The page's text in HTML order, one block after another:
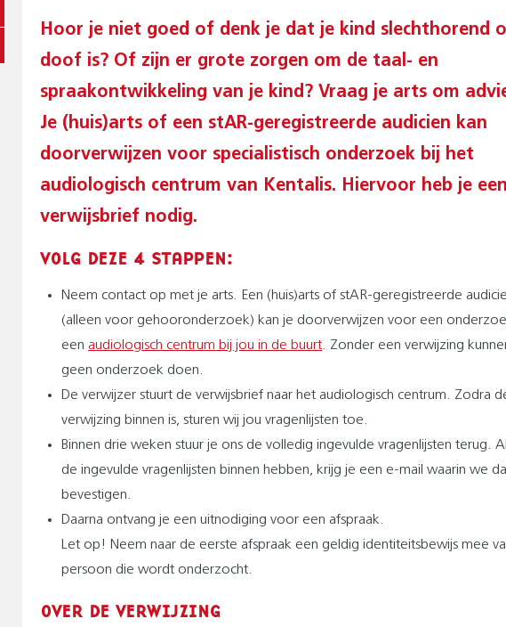
Hoor je niet goed of denk je dat je kind slechthorend
doof is? Of zijn er grote zorgen om de taal- en
spraakontwikkeling van je kind? Vraag je arts om
Je (huis)arts of een stAR-geregistreerde audicien kan
doorverwijzen voor specialistisch onderzoek bij het
audiologisch centrum van Kentalis. Hiervoor heb je een
verwijsbrief nodig.
VOLG DEZE 4 STAPPEN:
Neem contact op met je arts. Een (huis)arts of stAR-geregistreerde
(alleen voor gehooronderzoek) kan je doorverwijzen voor een
een audiologisch centrum bij jou in de buurt. Zonder een verwijzing
geen onderzoek doen.
De verwijzer stuurt de verwijsbrief naar het audiologisch centrum. Zodra
verwijzing binnen is, sturen wij jou vragenlijsten toe.
Binnen drie weken stuur je ons de volledig ingevulde vragenlijsten terug.
de ingevulde vragenlijsten binnen hebben, krijg je een e-mail waarin we
bevestigen.
Daarna ontvang je een uitnodiging voor een afspraak.
Let op! Neem naar de eerste afspraak een geldig identiteitsbewijs mee
persoon die wordt onderzocht.
OVER DE VERWIJZING